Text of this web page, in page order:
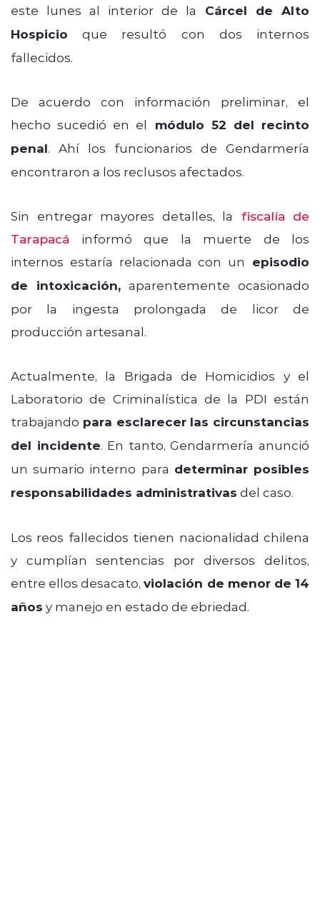
este lunes al interior de la
Cárcel de Alto
Hospicio que resultó con dos internos
fallecidos.
De acuerdo con información preliminar, el
hecho sucedió en el
módulo 52 del recinto
penal. Ahí los funcionarios de Gendarmería
encontraron a los reclusos afectados.
Sin entregar mayores detalles, la fiscalía de
Tarapacá informó que la muerte de los
internos estaría relacionada con un episodio
de intoxicación, aparentemente ocasionado
por la ingesta prolongada de licor de
producción artesanal.
Actualmente, la Brigada de Homicidios y el
Laboratorio de Criminalística de la PDI están
trabajando para esclarecer las circunstancias
del incidente. En tanto, Gendarmería anunció
un sumario interno para determinar posibles
responsabilidades administrativas del caso.
Los reos fallecidos tienen nacionalidad chilena
y cumplían sentencias por diversos delitos,
entre ellos desacato,violación de menor de 14
años y manejo en estado de ebriedad.